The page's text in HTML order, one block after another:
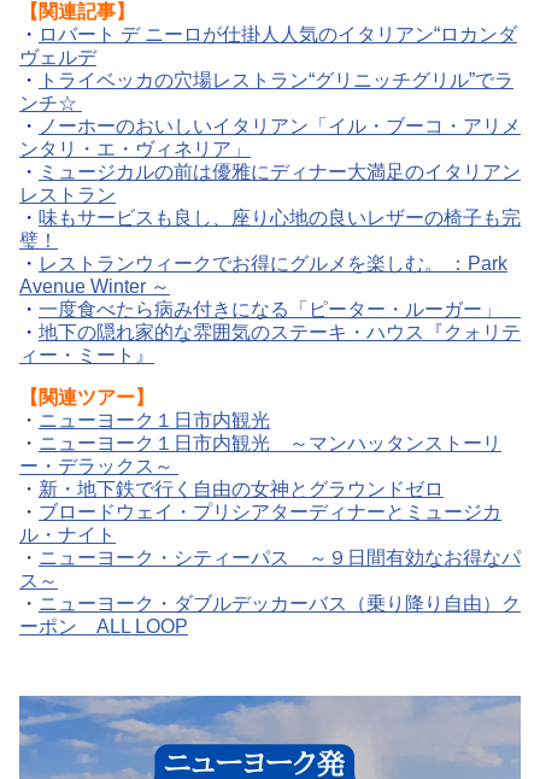
【関連記事】
・ ロバート デ ニーロが仕掛人人気のイタリアン“ロカンダ
ヴェルデ
・
トライベッカの穴場レストラン“グリニッチグリル”でラ
ンチ☆
・ ノーホーのおいしいイタリアン「イル・ブーコ・アリメ
ンタリ・エ・ヴィネリア」
・ ミュージカルの前は優雅にディナー大満足のイタリアン
レストラン
・ 味もサービスも良し、座り心地の良いレザーの椅子も完
璧！
・ レストランウィークでお得にグルメを楽しむ。 ：Park
Avenue Winter ～
・ 一度食べたら病み付きになる「ピーター・ルーガー」
・ 地下の隠れ家的な雰囲気のステーキ・ハウス『クォリテ
ィー・ミート』
【 関連ツアー】
・ ニューヨーク１日市内観光
・ ニューヨーク１日市内観光 ～マンハッタンストーリ
ー・デラックス～
・ 新・地下鉄で行く自由の女神とグラウンドゼロ
・ ブロードウェイ・プリシアターディナーとミュージカ
ル・ナイト
・ ニューヨーク・シティーパス ～９日間有効なお得なパ
ス～
・ ニューヨーク・ダブルデッカーバス（乗り降り自由）ク
ーポン ALL LOOP